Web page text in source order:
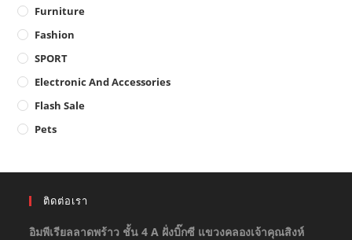
Furniture
Fashion
SPORT
Electronic And Accessories
Flash Sale
Pets
ติดต่อเรา
อิมพีเรียลลาดพร้าว ชั้น 4 A ฝั่งบิ๊กซี แขวงคลองเจ้าคุณสิงห์